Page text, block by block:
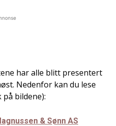
har alle blitt presentert
Nedenfor kan du lese
bildene):
& Sønn AS